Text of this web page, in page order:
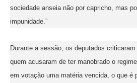
sociedade anseia não por capricho, mas
impunidade.”
Durante a sessão, os deputados
quem acusaram de ter manobrado o
em votação uma matéria vencida, o que é